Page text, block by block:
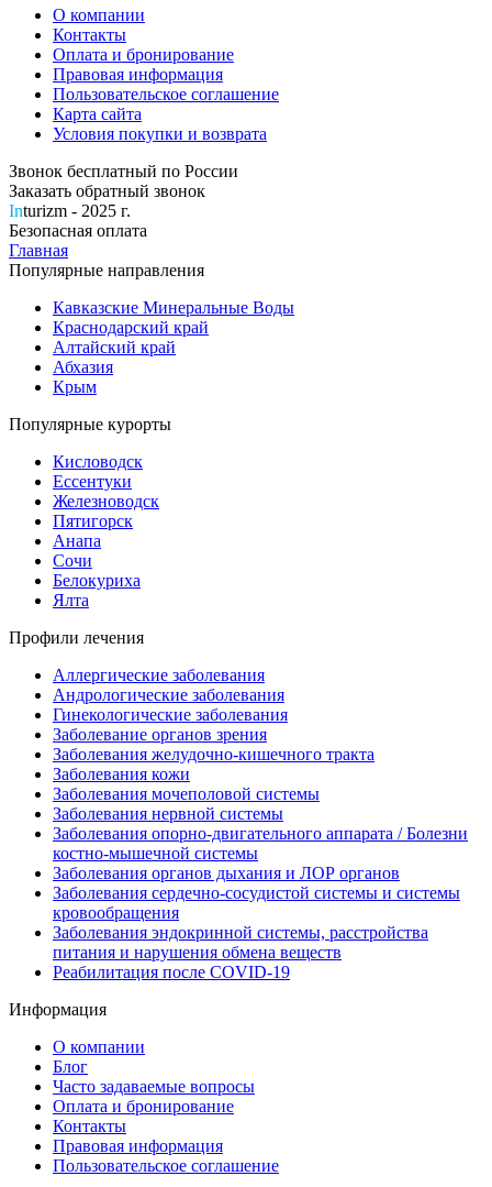
О компании
Контакты
Оплата и бронирование
Правовая информация
Пользовательское соглашение
Карта сайта
Условия покупки и возврата
Звонок бесплатный по России
Заказать обратный звонок
Inturizm - 2025 г.
Безопасная оплата
Главная
Популярные направления
Кавказские Минеральные Воды
Краснодарский край
Алтайский край
Абхазия
Крым
Популярные курорты
Кисловодск
Ессентуки
Железноводск
Пятигорск
Анапа
Сочи
Белокуриха
Ялта
Профили лечения
Аллергические заболевания
Андрологические заболевания
Гинекологические заболевания
Заболевание органов зрения
Заболевания желудочно-кишечного тракта
Заболевания кожи
Заболевания мочеполовой системы
Заболевания нервной системы
Заболевания опорно-двигательного аппарата / Болезни
костно-мышечной системы
Заболевания органов дыхания и ЛОР органов
Заболевания сердечно-сосудистой системы и системы
кровообращения
Заболевания эндокринной системы, расстройства
питания и нарушения обмена веществ
Реабилитация после COVID-19
Информация
О компании
Блог
Часто задаваемые вопросы
Оплата и бронирование
Контакты
Правовая информация
Пользовательское соглашение